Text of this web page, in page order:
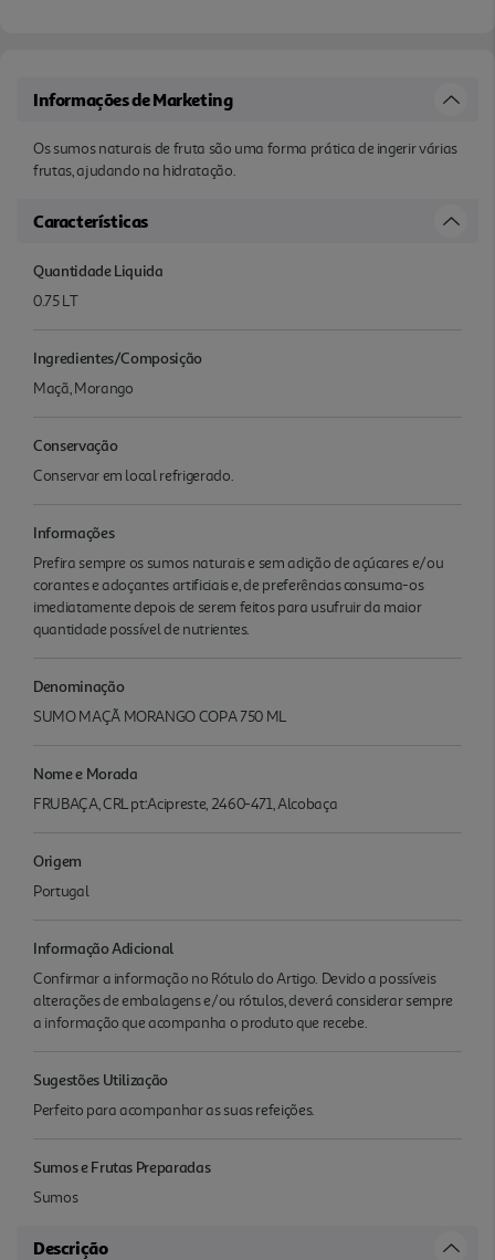
Informações de Marketing
Os sumos naturais de fruta são uma forma prática de ingerir várias
frutas, ajudando na hidratação.
Características
Quantidade Liquida
0.75 LT
Ingredientes/Composição
Maçã, Morango
Conservação
Conservar em local refrigerado.
Informações
Prefira sempre os sumos naturais e sem adição de açúcares e/ou
corantes e adoçantes artificiais e, de preferências consuma-os
imediatamente depois de serem feitos para usufruir da maior
quantidade possível de nutrientes.
Denominação
SUMO MAÇÃ MORANGO COPA 750 ML
Nome e Morada
FRUBAÇA, CRL pt:Acipreste, 2460-471, Alcobaça
Origem
Portugal
Informação Adicional
Confirmar a informação no Rótulo do Artigo. Devido a possíveis
alterações de embalagens e/ou rótulos, deverá considerar sempre
a informação que acompanha o produto que recebe.
Sugestões Utilização
Perfeito para acompanhar as suas refeições.
Sumos e Frutas Preparadas
Sumos
Descrição